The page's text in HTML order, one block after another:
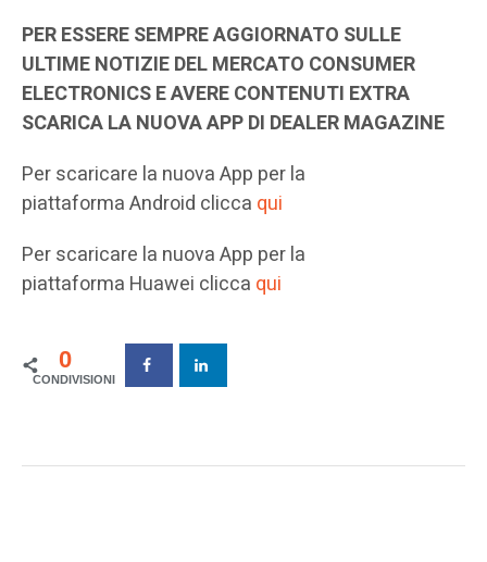
PER ESSERE SEMPRE AGGIORNATO SULLE
ULTIME NOTIZIE DEL MERCATO CONSUMER
ELECTRONICS E AVERE CONTENUTI EXTRA
SCARICA LA NUOVA APP DI DEALER MAGAZINE
Per scaricare la nuova App per la
piattaforma Android clicca qui
Per scaricare la nuova App per la
piattaforma Huawei clicca qui
0